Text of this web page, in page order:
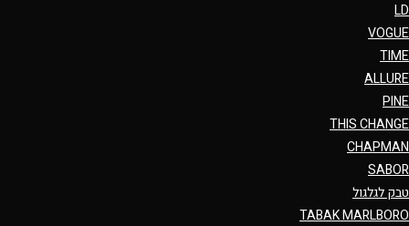
LD
VOGUE
TIME
ALLURE
PINE
THIS CHANGE
CHAPMAN
SABOR
טבק לגלגול
TABAK MARLBORO